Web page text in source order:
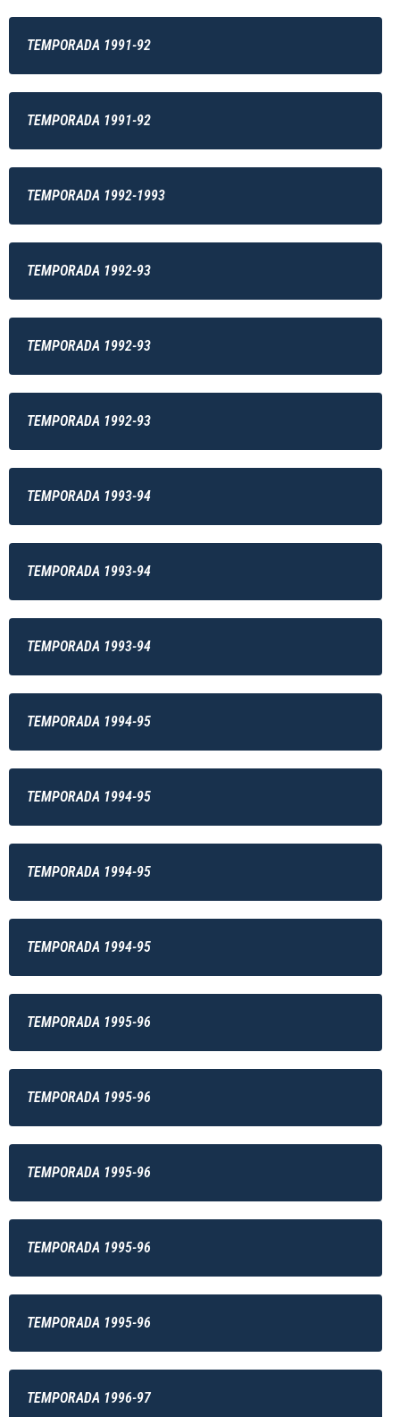
TEMPORADA 1991-92
TEMPORADA 1991-92
TEMPORADA 1992-1993
TEMPORADA 1992-93
TEMPORADA 1992-93
TEMPORADA 1992-93
TEMPORADA 1993-94
TEMPORADA 1993-94
TEMPORADA 1993-94
TEMPORADA 1994-95
TEMPORADA 1994-95
TEMPORADA 1994-95
TEMPORADA 1994-95
TEMPORADA 1995-96
TEMPORADA 1995-96
TEMPORADA 1995-96
TEMPORADA 1995-96
TEMPORADA 1995-96
TEMPORADA 1996-97